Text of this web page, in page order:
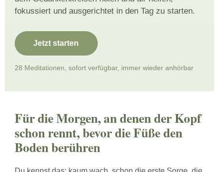
fokussiert und ausgerichtet in den Tag zu starten.
Jetzt starten
28 Meditationen, sofort verfügbar, immer wieder anhörbar
Für die Morgen, an denen der Kopf
schon rennt, bevor die Füße den
Boden berühren